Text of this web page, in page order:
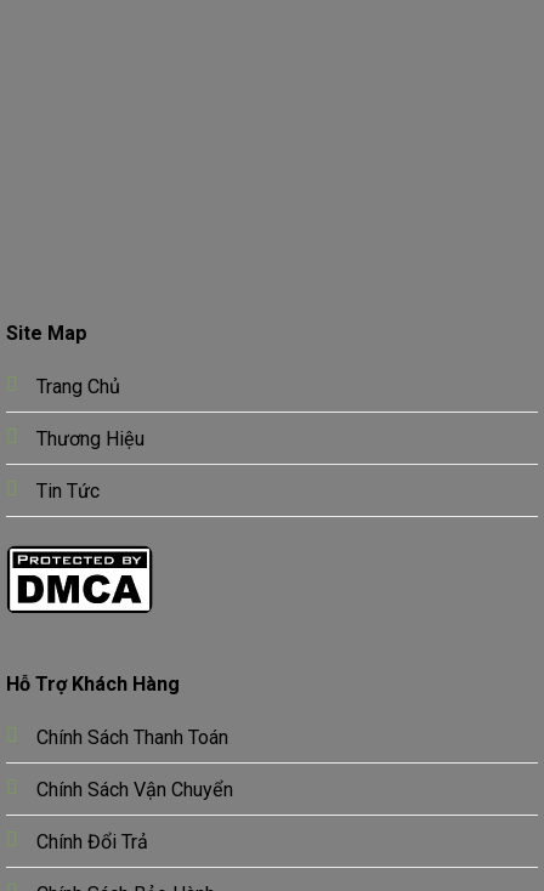
Site Map
Trang Chủ
Thương Hiệu
Tin Tức
Hỗ Trợ Khách Hàng
Chính Sách Thanh Toán
Chính Sách Vận Chuyển
Chính Đổi Trả